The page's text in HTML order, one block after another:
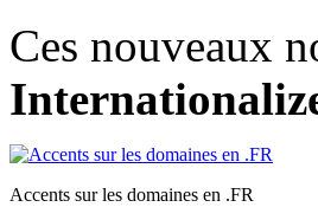
Ces nouveaux
Accents sur les domaines en .FR